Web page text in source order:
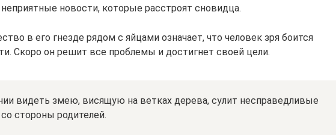
новости, которые расстроят сновидца.
в его гнезде рядом с яйцами означает, что человек зря боится
Скоро он решит все проблемы и достигнет своей цели.
видеть змею, висящую на ветках дерева, сулит несправедливые
стороны родителей.